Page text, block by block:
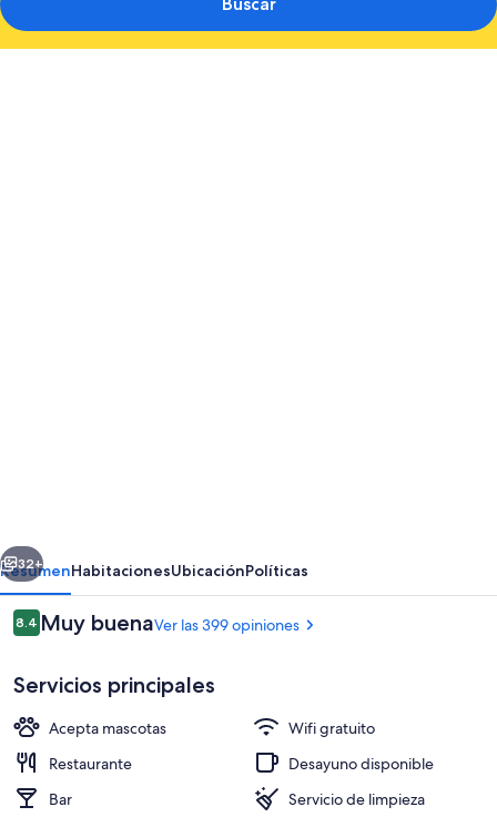
Vista frontal de la propiedad
Siguiente
32+
ResumenHabitacionesUbicaciónPolíticas
Opiniones
8.48.4 de 10,
Muy buenaVer las 399 opiniones
Servicios principales
Acepta mascotas
Wifi gratuito
Restaurante
Desayuno disponible
Bar
Servicio de limpieza